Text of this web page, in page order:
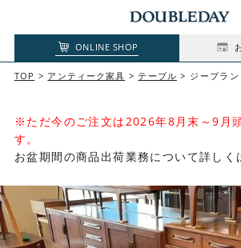
ONLINE SHOP
TOP アンティーク家具 テーブル ジープラ
※ただ今のご注文は2026年8月末～9月
す。
お盆期間の商品出荷業務について詳しく